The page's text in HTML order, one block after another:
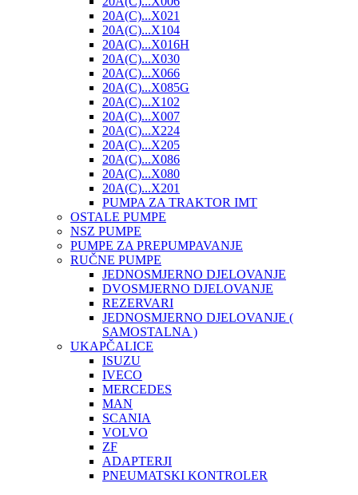
20A(C)...X021
20A(C)...X104
20A(C)...X016H
20A(C)...X030
20A(C)...X066
20A(C)...X085G
20A(C)...X102
20A(C)...X007
20A(C)...X224
20A(C)...X205
20A(C)...X086
20A(C)...X080
20A(C)...X201
PUMPA ZA TRAKTOR IMT
OSTALE PUMPE
NSZ PUMPE
PUMPE ZA PREPUMPAVANJE
RUČNE PUMPE
JEDNOSMJERNO DJELOVANJE
DVOSMJERNO DJELOVANJE
REZERVARI
JEDNOSMJERNO DJELOVANJE (
SAMOSTALNA )
UKAPČALICE
ISUZU
IVECO
MERCEDES
MAN
SCANIA
VOLVO
ZF
ADAPTERJI
PNEUMATSKI KONTROLER